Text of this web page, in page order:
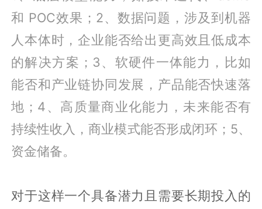
和 POC效果；2、数据问题，涉及到机器
人本体时，企业能否给出更高效且低成本
的解决方案；3、软硬件一体能力，比如
能否和产业链协同发展，产品能否快速落
地；4、高质量商业化能力，未来能否有
持续性收入，商业模式能否形成闭环；5、
资金储备。
对于这样一个具备潜力且需要长期投入的